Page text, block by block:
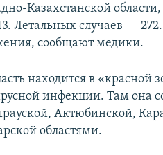
Казахстанской
Летальных случаев —
сообщают медики.
находится в «красной
инфекции. Там она
Актюбинской,
областями.